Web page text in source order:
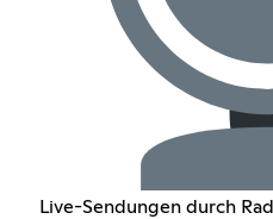
Live-Sendungen durch